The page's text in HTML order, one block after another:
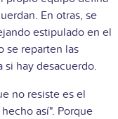
En otras, se
estipulado en el
se reparten las
si hay desacuerdo.
no resiste es el
así". Porque